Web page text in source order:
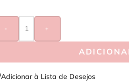
- +
Adicionar à Lista de Desejos